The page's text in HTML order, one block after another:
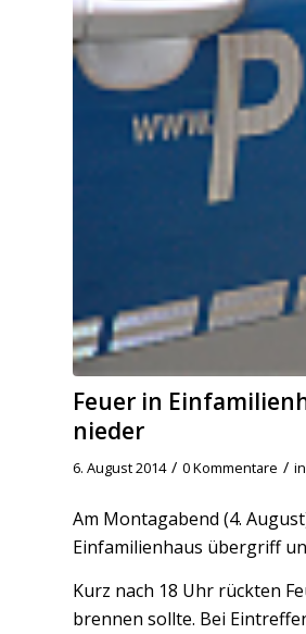
Feuer in
nieder
6. August 2014 / 0 Kommentare / in
Am Montagabend (4.
Einfamilienhaus übergriff
Kurz nach 18 Uhr rückten
brennen sollte. Bei